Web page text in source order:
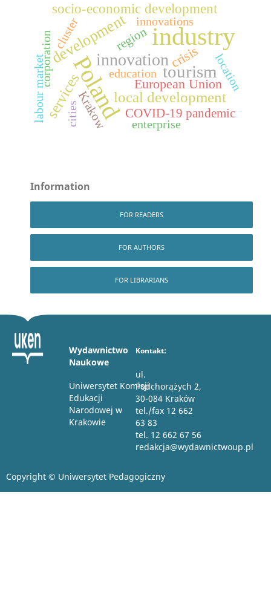
industry
Poland tourism
innovation
development
services local development
socio-economic development
European Union
crisis
Krakow COVID-19 pandemic
region
innovations
location
enterprise
cluster
corporation education
labour market cities
Information
FOR READERS
FOR AUTHORS
FOR LIBRARIANS
Wydawnictwo
Naukowe
Uniwersytet Komisji
Edukacji
Narodowej w
Krakowie
Kontakt:
ul.
Podchorążych 2,
30-084 Kraków
tel./fax 12 662
63 83
tel. 12 662 67 56
redakcja@wydawnictwoup.pl
Copyright © Uniwersytet Pedagogiczny